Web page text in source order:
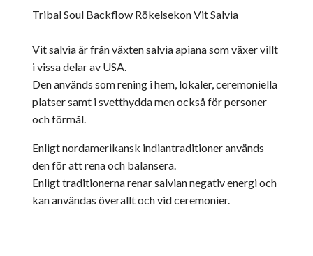
Tribal Soul Backflow Rökelsekon Vit Salvia
Vit salvia är från växten salvia apiana som växer villt
i vissa delar av USA.
Den används som rening i hem, lokaler, ceremoniella
platser samt i svetthydda men också för personer
och förmål.
Enligt nordamerikansk indiantraditioner används
den för att rena och balansera.
Enligt traditionerna renar salvian negativ energi och
kan användas överallt och vid ceremonier.